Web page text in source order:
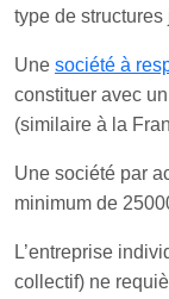
type de structures
Une société à
constituer avec
(similaire à la
Une société par
minimum de
L’entreprise
collectif) ne